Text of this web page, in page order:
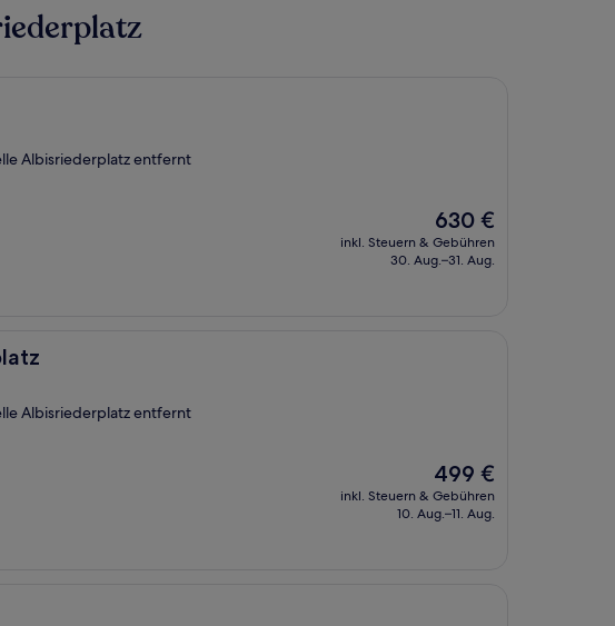
Albisriederplatz entfernt
Der
Preis
beträgt
630 €
inkl. Steuern & Gebühren
30. Aug.–31. Aug.
Albisriederplatz entfernt
Der
Preis
beträgt
499 €
inkl. Steuern & Gebühren
10. Aug.–11. Aug.